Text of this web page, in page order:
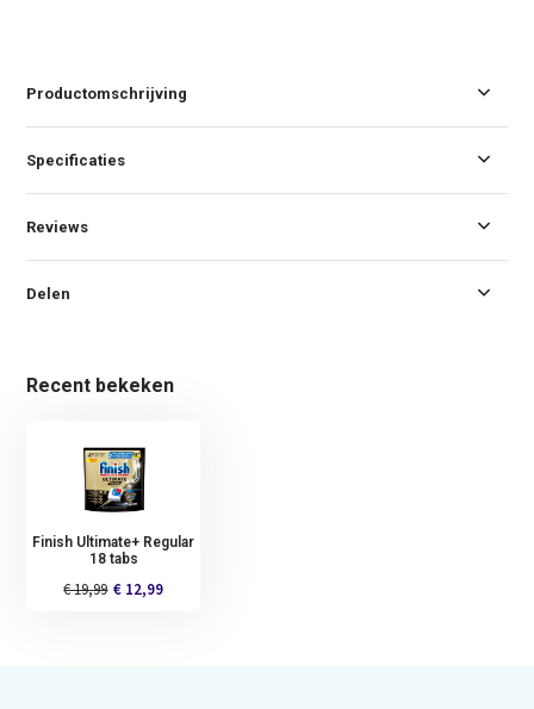
Productomschrijving
Specificaties
Reviews
Delen
Recent bekeken
Finish Ultimate+ Regular
18 tabs
€ 19,99 € 12,99